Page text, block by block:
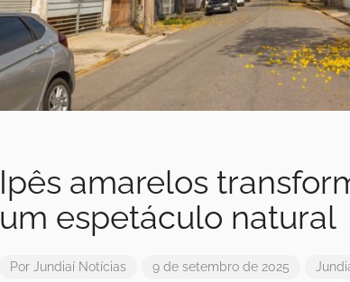
Ipês amarelos
um espetáculo natural
Por Jundiaí Notícias 9 de setembro de 2025